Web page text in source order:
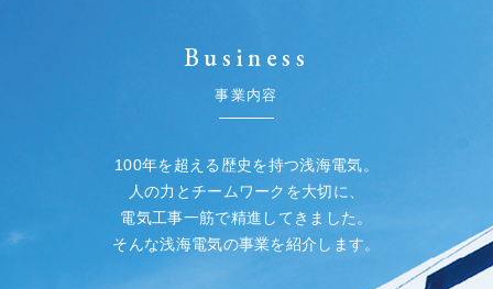
Business
事業内容
100年を超える歴史を持つ浅海電気。
人の力とチームワークを大切に、
電気工事一筋で精進してきました。
そんな浅海電気の事業を紹介します。